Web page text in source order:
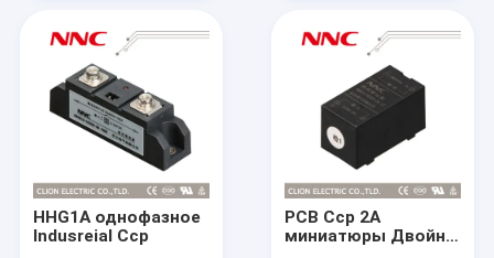
HHG1A однофазное
Indusreial Сср
PCB Сср 2A
миниатюры Двойн-